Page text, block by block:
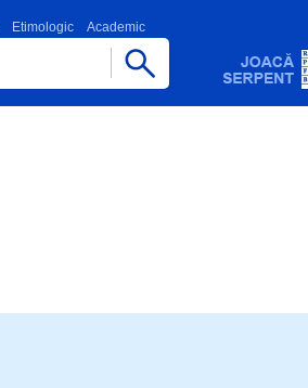
Etimologic Academic